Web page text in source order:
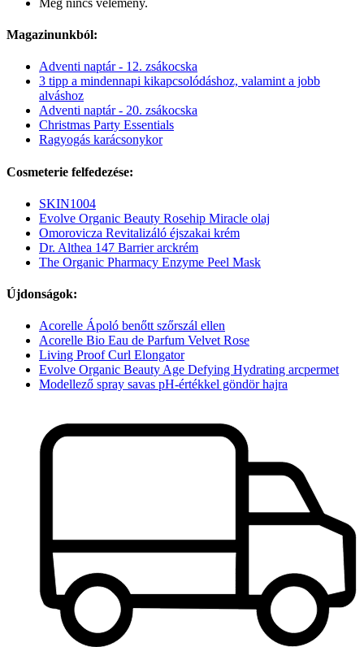
Magazinunkból:
Adventi naptár - 12. zsákocska
3 tipp a mindennapi kikapcsolódáshoz, valamint a jobb
alváshoz
Adventi naptár - 20. zsákocska
Christmas Party Essentials
Ragyogás karácsonykor
Cosmeterie felfedezése:
SKIN1004
Evolve Organic Beauty Rosehip Miracle olaj
Omorovicza Revitalizáló éjszakai krém
Dr. Althea 147 Barrier arckrém
The Organic Pharmacy Enzyme Peel Mask
Újdonságok:
Acorelle Ápoló benőtt szőrszál ellen
Acorelle Bio Eau de Parfum Velvet Rose
Living Proof Curl Elongator
Evolve Organic Beauty Age Defying Hydrating arcpermet
Modellező spray savas pH-értékkel göndör hajra